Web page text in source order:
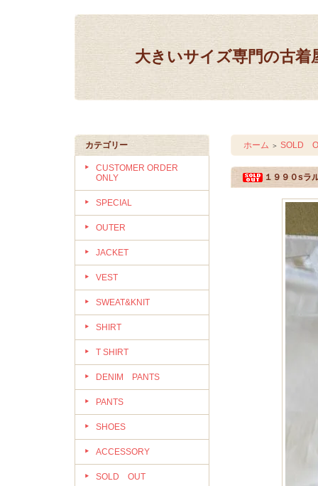
大きいサイズ専門の古
カテゴリー
CUSTOMER ORDER
ONLY
SPECIAL
OUTER
JACKET
VEST
SWEAT&KNIT
SHIRT
T SHIRT
DENIM PANTS
PANTS
SHOES
ACCESSORY
SOLD OUT
ホーム ＞ SOLD
１９９０s